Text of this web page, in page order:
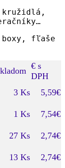
kružidlá,
boxy, fľaše
€ s
DPH
3 Ks
5,59€
1 Ks
7,54€
27 Ks
2,74€
13 Ks
2,74€